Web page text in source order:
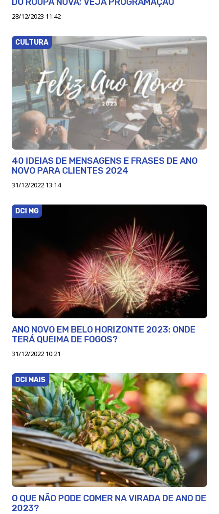
28/12/2023 11:42
CULTURA
40 IDEIAS DE MENSAGENS E FRASES DE ANO
NOVO PARA CLIENTES 2024
31/12/2022 13:14
DCI MG
ANO NOVO EM BELO HORIZONTE 2023: ONDE
TERÁ QUEIMA DE FOGOS?
31/12/2022 10:21
DCI MAIS
O QUE NÃO PODE COMER NA VIRADA DE ANO DE
2023?